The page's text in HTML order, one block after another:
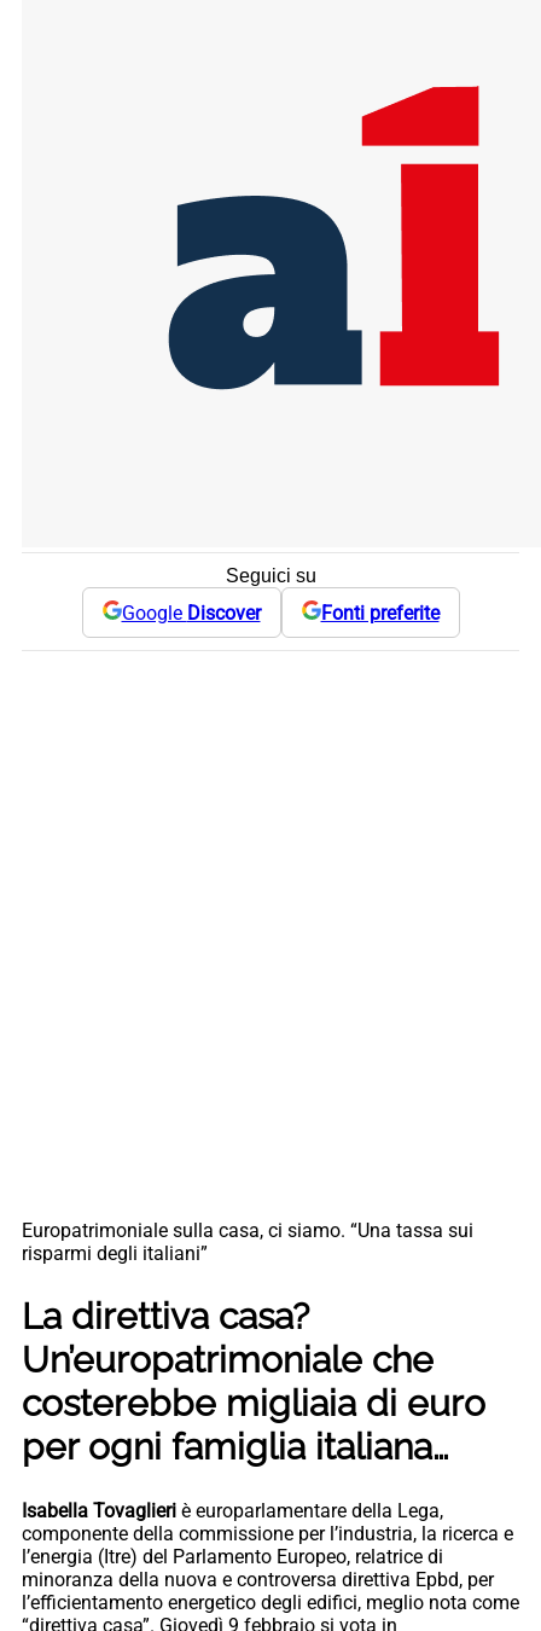
Seguici su
Google Discover Fonti preferite
Europatrimoniale sulla casa, ci siamo. “Una tassa sui
risparmi degli italiani”
La direttiva casa?
Un’europatrimoniale che
costerebbe migliaia di euro
per ogni famiglia italiana…
Isabella Tovaglieri è europarlamentare della Lega,
componente della commissione per l’industria, la ricerca e
l’energia (Itre) del Parlamento Europeo, relatrice di
minoranza della nuova e controversa direttiva Epbd, per
l’efficientamento energetico degli edifici, meglio nota come
“direttiva casa”. Giovedì 9 febbraio si vota in